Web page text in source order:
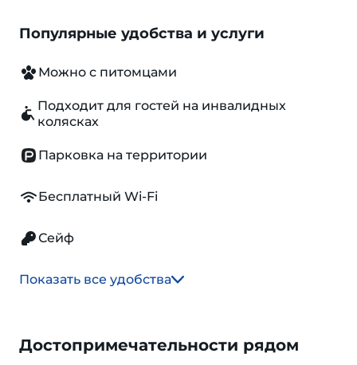
Популярные удобства и услуги
Можно с питомцами
Подходит для гостей на инвалидных
колясках
Парковка на территории
Бесплатный Wi-Fi
Сейф
Показать все удобства
Достопримечательности рядом